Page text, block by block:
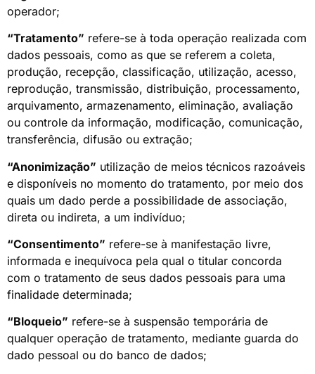
operador;
“Tratamento” refere-se à toda operação realizada com
dados pessoais, como as que se referem a coleta,
produção, recepção, classificação, utilização, acesso,
reprodução, transmissão, distribuição, processamento,
arquivamento, armazenamento, eliminação, avaliação
ou controle da informação, modificação, comunicação,
transferência, difusão ou extração;
“Anonimização” utilização de meios técnicos razoáveis
e disponíveis no momento do tratamento, por meio dos
quais um dado perde a possibilidade de associação,
direta ou indireta, a um indivíduo;
“Consentimento” refere-se à manifestação livre,
informada e inequívoca pela qual o titular concorda
com o tratamento de seus dados pessoais para uma
finalidade determinada;
“Bloqueio” refere-se à suspensão temporária de
qualquer operação de tratamento, mediante guarda do
dado pessoal ou do banco de dados;